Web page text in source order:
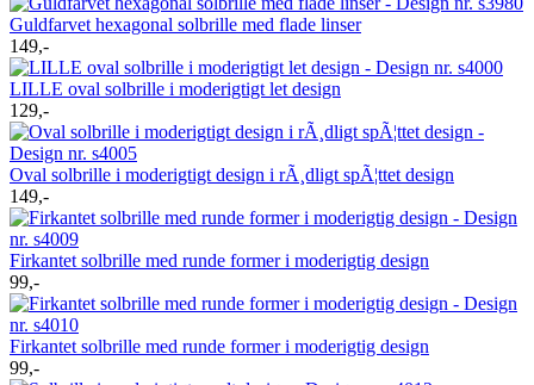
Guldfarvet hexagonal solbrille med flade linser
149,-
LILLE oval solbrille i moderigtigt let design
129,-
Oval solbrille i moderigtigt design i rÃ¸dligt spÃ¦ttet design
149,-
Firkantet solbrille med runde former i moderigtig design
99,-
Firkantet solbrille med runde former i moderigtig design
99,-